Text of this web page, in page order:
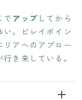
で アップ してから
。ビレイポイン
リアへのアプロー
き来している。